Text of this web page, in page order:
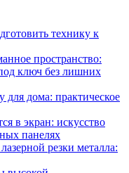
технику к
пространство:
ключ без лишних
дома: практическое
в экран: искусство
панелях
резки металла: